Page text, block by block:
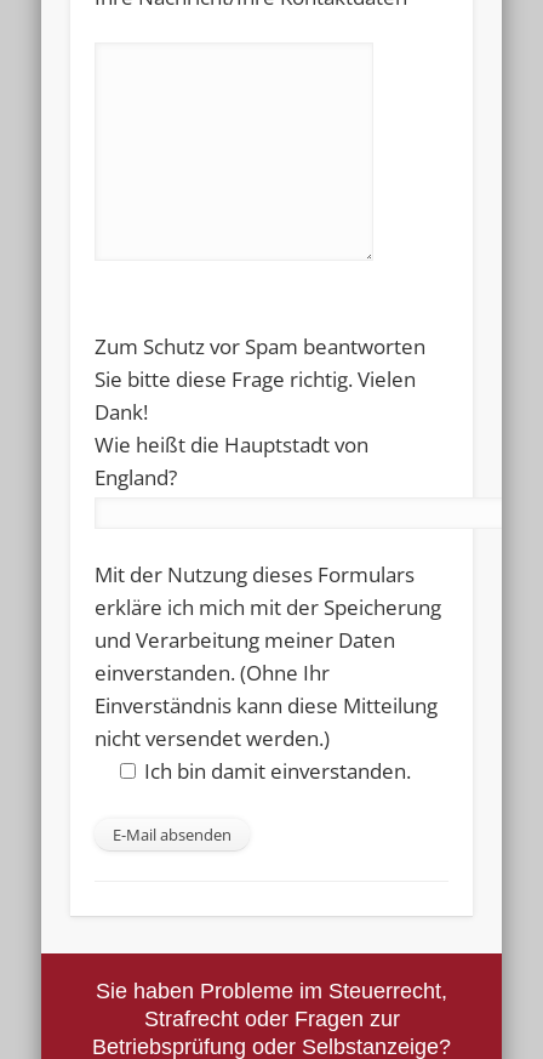
leave
this
field
empty.
Zum Schutz vor Spam beantworten
Sie bitte diese Frage richtig. Vielen
Dank!
Wie heißt die Hauptstadt von
England?
Mit der Nutzung dieses Formulars
erkläre ich mich mit der Speicherung
und Verarbeitung meiner Daten
einverstanden. (Ohne Ihr
Einverständnis kann diese Mitteilung
nicht versendet werden.)
Ich bin damit einverstanden.
Sie haben Probleme im Steuerrecht,
Strafrecht oder Fragen zur
Betriebsprüfung oder Selbstanzeige?